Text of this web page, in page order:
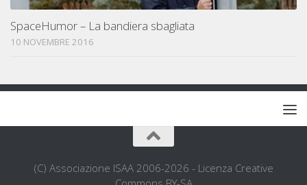
SpaceHumor – La bandiera sbagliata
10 NOVEMBRE 2016
(C) Associazione ISAA 2006-2026 - Licenza Creative